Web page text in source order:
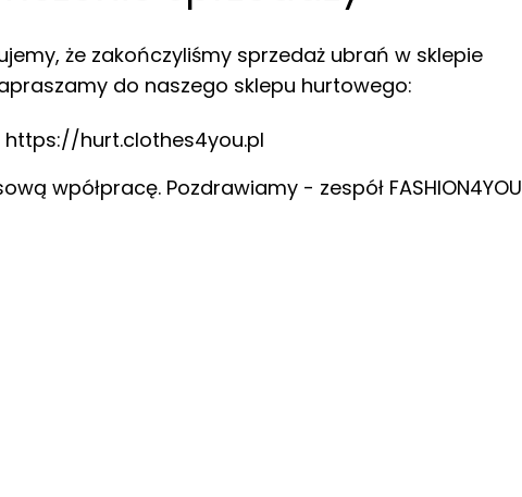
że zakończyliśmy sprzedaż ubrań w sklepie
do naszego sklepu hurtowego:
https://hurt.clothes4you.pl
wpółpracę. Pozdrawiamy - zespół FASHION4YOU